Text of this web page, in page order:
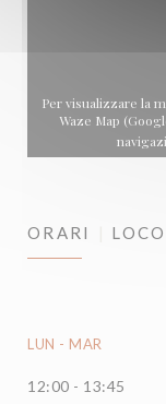
Per visualizzare la
Waze Map
ORARI
LUN - MAR
12:00 - 13:45